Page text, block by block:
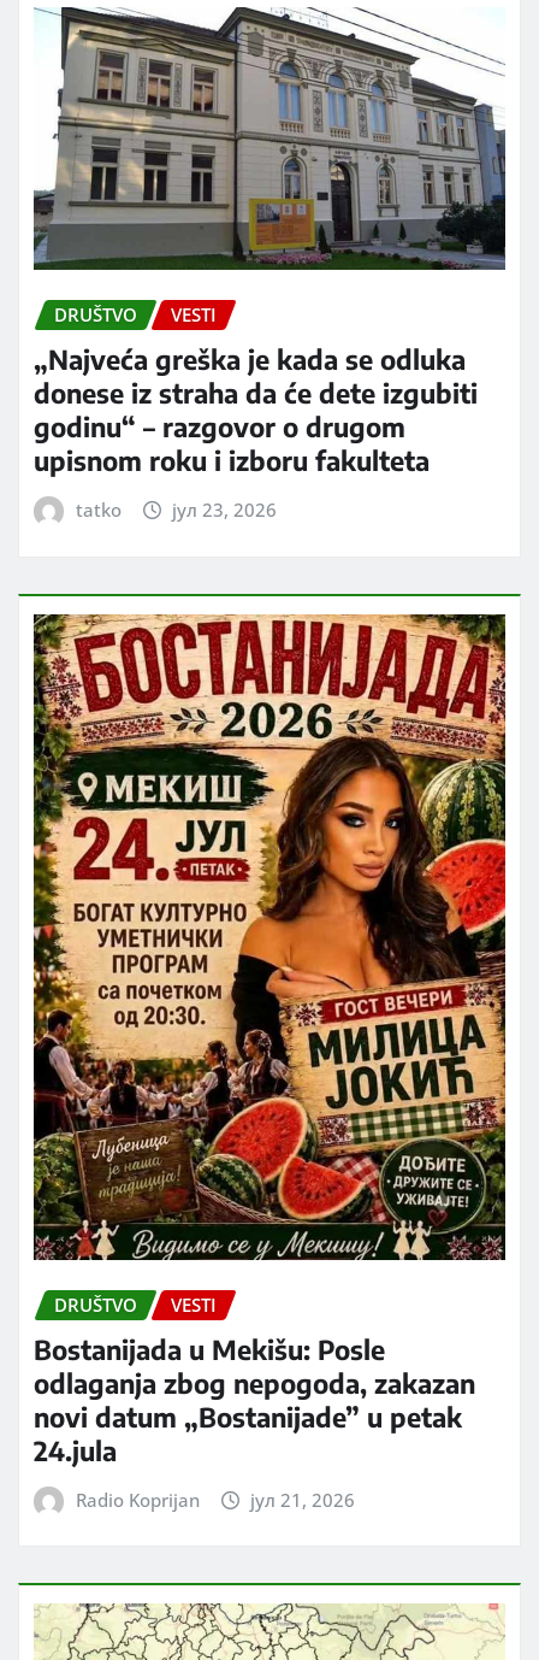
DRUŠTVO VESTI
„Najveća greška je kada se odluka
donese iz straha da će dete izgubiti
godinu“ – razgovor o drugom
upisnom roku i izboru fakulteta
tatko јул 23, 2026
DRUŠTVO VESTI
Bostanijada u Mekišu: Posle
odlaganja zbog nepogoda, zakazan
novi datum „Bostanijade” u petak
24.jula
Radio Koprijan јул 21, 2026